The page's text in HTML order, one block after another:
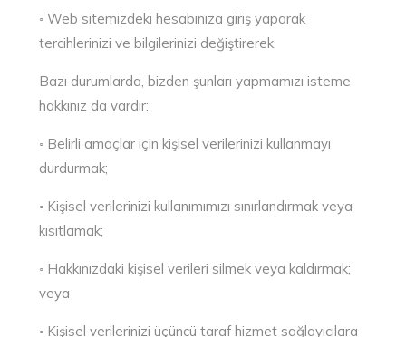
◦ Web sitemizdeki hesabınıza giriş yaparak
tercihlerinizi ve bilgilerinizi değiştirerek.
Bazı durumlarda, bizden şunları yapmamızı isteme
hakkınız da vardır:
◦ Belirli amaçlar için kişisel verilerinizi kullanmayı
durdurmak;
◦ Kişisel verilerinizi kullanımımızı sınırlandırmak veya
kısıtlamak;
◦ Hakkınızdaki kişisel verileri silmek veya kaldırmak;
veya
◦ Kişisel verilerinizi üçüncü taraf hizmet sağlayıcılara